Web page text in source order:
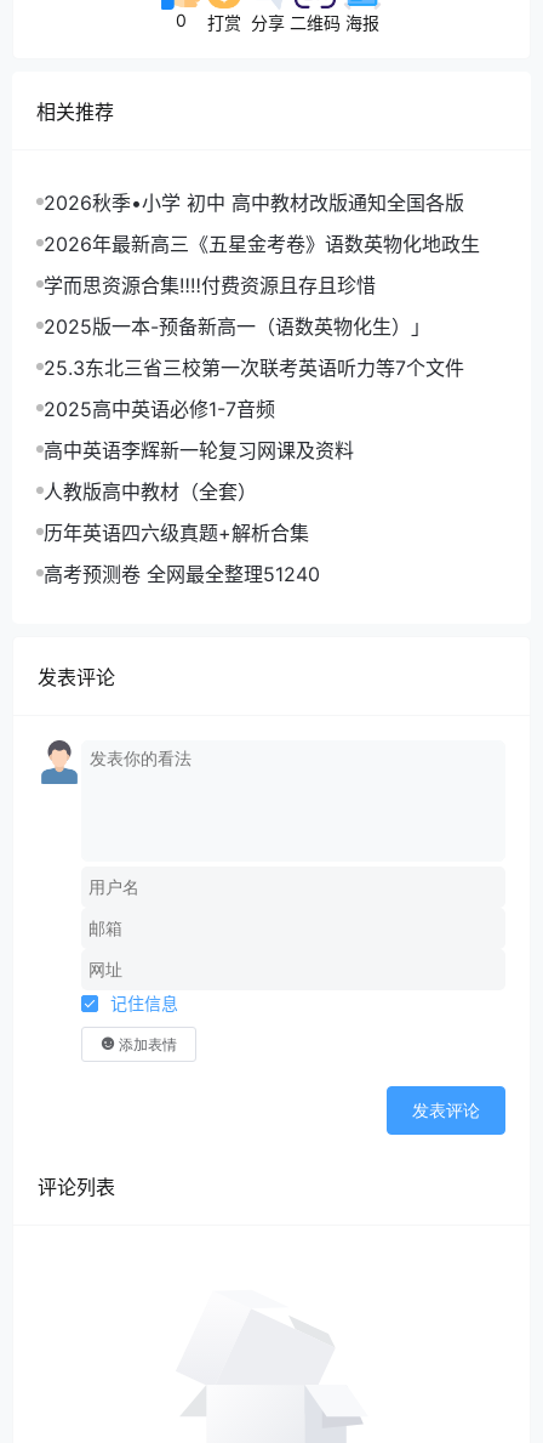
0 打赏 分享 二维码 海报
相关推荐
2026秋季•小学 初中 高中教材改版通知全国各版
2026年最新高三《五星金考卷》语数英物化地政生
学而思资源合集‼‼付费资源且存且珍惜
2025版一本-预备新高一（语数英物化生）」
25.3东北三省三校第一次联考英语听力等7个文件
2025高中英语必修1-7音频
高中英语李辉新一轮复习网课及资料
人教版高中教材（全套）
历年英语四六级真题+解析合集
高考预测卷 全网最全整理51240
发表评论
记住信息
添加表情
发表评论
评论列表